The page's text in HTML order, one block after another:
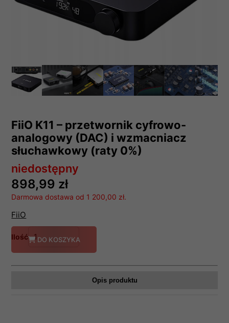
FiiO K11 – przetwornik cyfrowo-
analogowy (DAC) i wzmacniacz
słuchawkowy (raty 0%)
niedostępny
898,99 zł
Darmowa dostawa od 1 200,00 zł.
FiiO
Ilość DO KOSZYKA
Opis produktu